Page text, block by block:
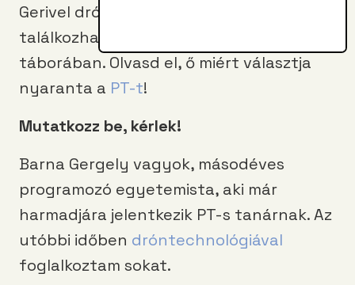
Gerivel dróntáboros tanárként
találkozhatsz a PEOPLE TEAM nyári
táborában. Olvasd el, ő miért választja
nyaranta a PT-t!
Mutatkozz be, kérlek!
Barna Gergely vagyok, másodéves
programozó egyetemista, aki már
harmadjára jelentkezik PT-s tanárnak. Az
utóbbi időben dróntechnológiával
foglalkoztam sokat.